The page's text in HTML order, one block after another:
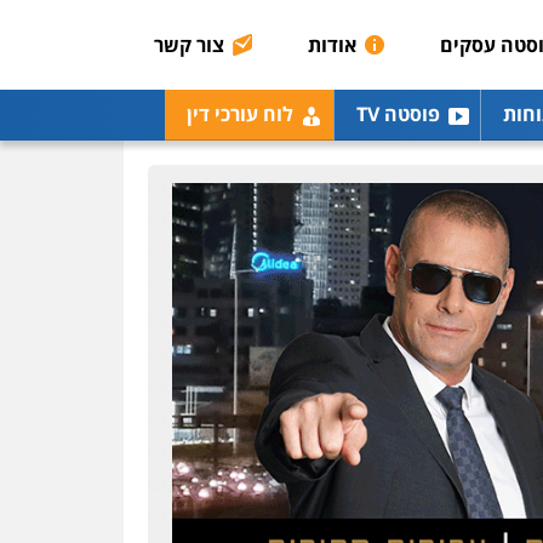
עסקים אודות צור קשר
פוסטה TV לוח עורכי דין
מחיקת כתבות מגוגל
ודחיקת אזכורים שליליים
דין
0522508109
אחסון אתרים
מהירות הגנה גיבוי
תמיכה שירותים מקצועיים
לעורכי דין
מרכז התחלה חדשה
אסירים עבירות מין
שירותים מקצועיים לעורכי
דין
0544500346
מאיה בלום, עו"ס,
טיפול ושיקום
טיפול בהתמכרויות